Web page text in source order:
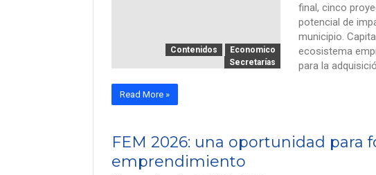
Contenidos
Economico
Secretarías
final, cinco
potencial de
municipio.
ecosistema
para la
Read More »
FEM 2026: una oportunidad para
emprendimiento